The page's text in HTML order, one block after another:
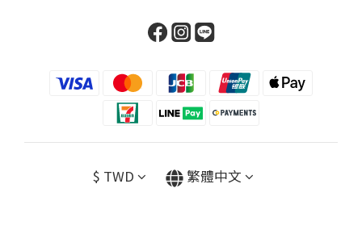
$ TWD 繁體中文